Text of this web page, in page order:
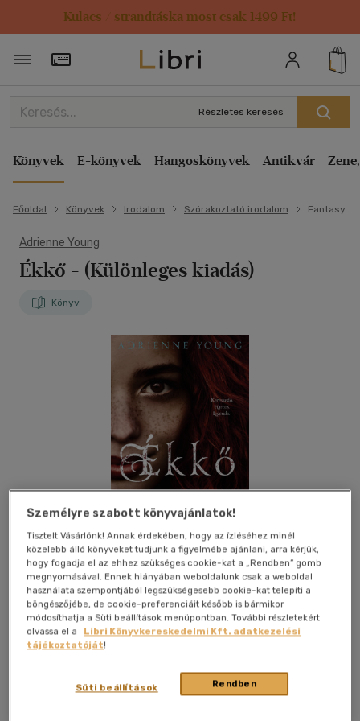
Kulacs / strandtáska most csak 1499 Ft!
Törzsvásárlói Kártya adatai
Részletes keresés
Könyvek E-könyvek Hangoskönyvek Antikvár
Főoldal Könyvek Irodalom Szórakoztató irodalom Fantasy
Adrienne Young
Ékkő - (Különleges kiadás)
Könyv
Beleolvasok Kívánságlistához adom
magyar nyelvű|puhatáblás,
ragasztókötött|412 oldal
Személyre szabott könyvajánlatok!
Tisztelt Vásárlónk! Annak érdekében, hogy az ízléséhez minél
közelebb álló könyveket tudjunk a figyelmébe ajánlani, arra kérjük,
hogy fogadja el az ehhez szükséges cookie-kat a „Rendben” gomb
megnyomásával. Ennek hiányában weboldalunk csak a weboldal
használata szempontjából legszükségesebb cookie-kat telepíti a
böngészőjébe, de cookie-preferenciáit később is bármikor
módosíthatja a Süti beállítások menüpontban. További részletekért
olvassa el a
Libri Könyvkereskedelmi Kft. adatkezelési
tájékoztatóját!
Rendben
Süti beállítások